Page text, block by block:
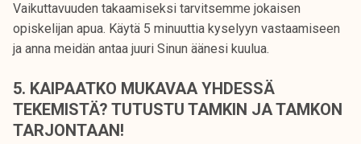
Vaikuttavuuden takaamiseksi tarvitsemme jokaisen
opiskelijan apua. Käytä 5 minuuttia kyselyyn vastaamiseen
ja anna meidän antaa juuri Sinun äänesi kuulua.
5. KAIPAATKO MUKAVAA YHDESSÄ
TEKEMISTÄ? TUTUSTU TAMKIN JA TAMKON
TARJONTAAN!